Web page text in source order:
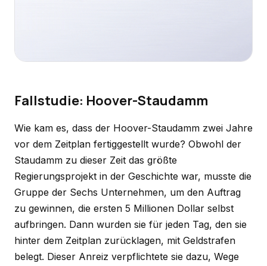
Fallstudie: Hoover-Staudamm
Wie kam es, dass der Hoover-Staudamm zwei Jahre
vor dem Zeitplan fertiggestellt wurde? Obwohl der
Staudamm zu dieser Zeit das größte
Regierungsprojekt in der Geschichte war, musste die
Gruppe der Sechs Unternehmen, um den Auftrag
zu gewinnen, die ersten 5 Millionen Dollar selbst
aufbringen. Dann wurden sie für jeden Tag, den sie
hinter dem Zeitplan zurücklagen, mit Geldstrafen
belegt. Dieser Anreiz verpflichtete sie dazu, Wege